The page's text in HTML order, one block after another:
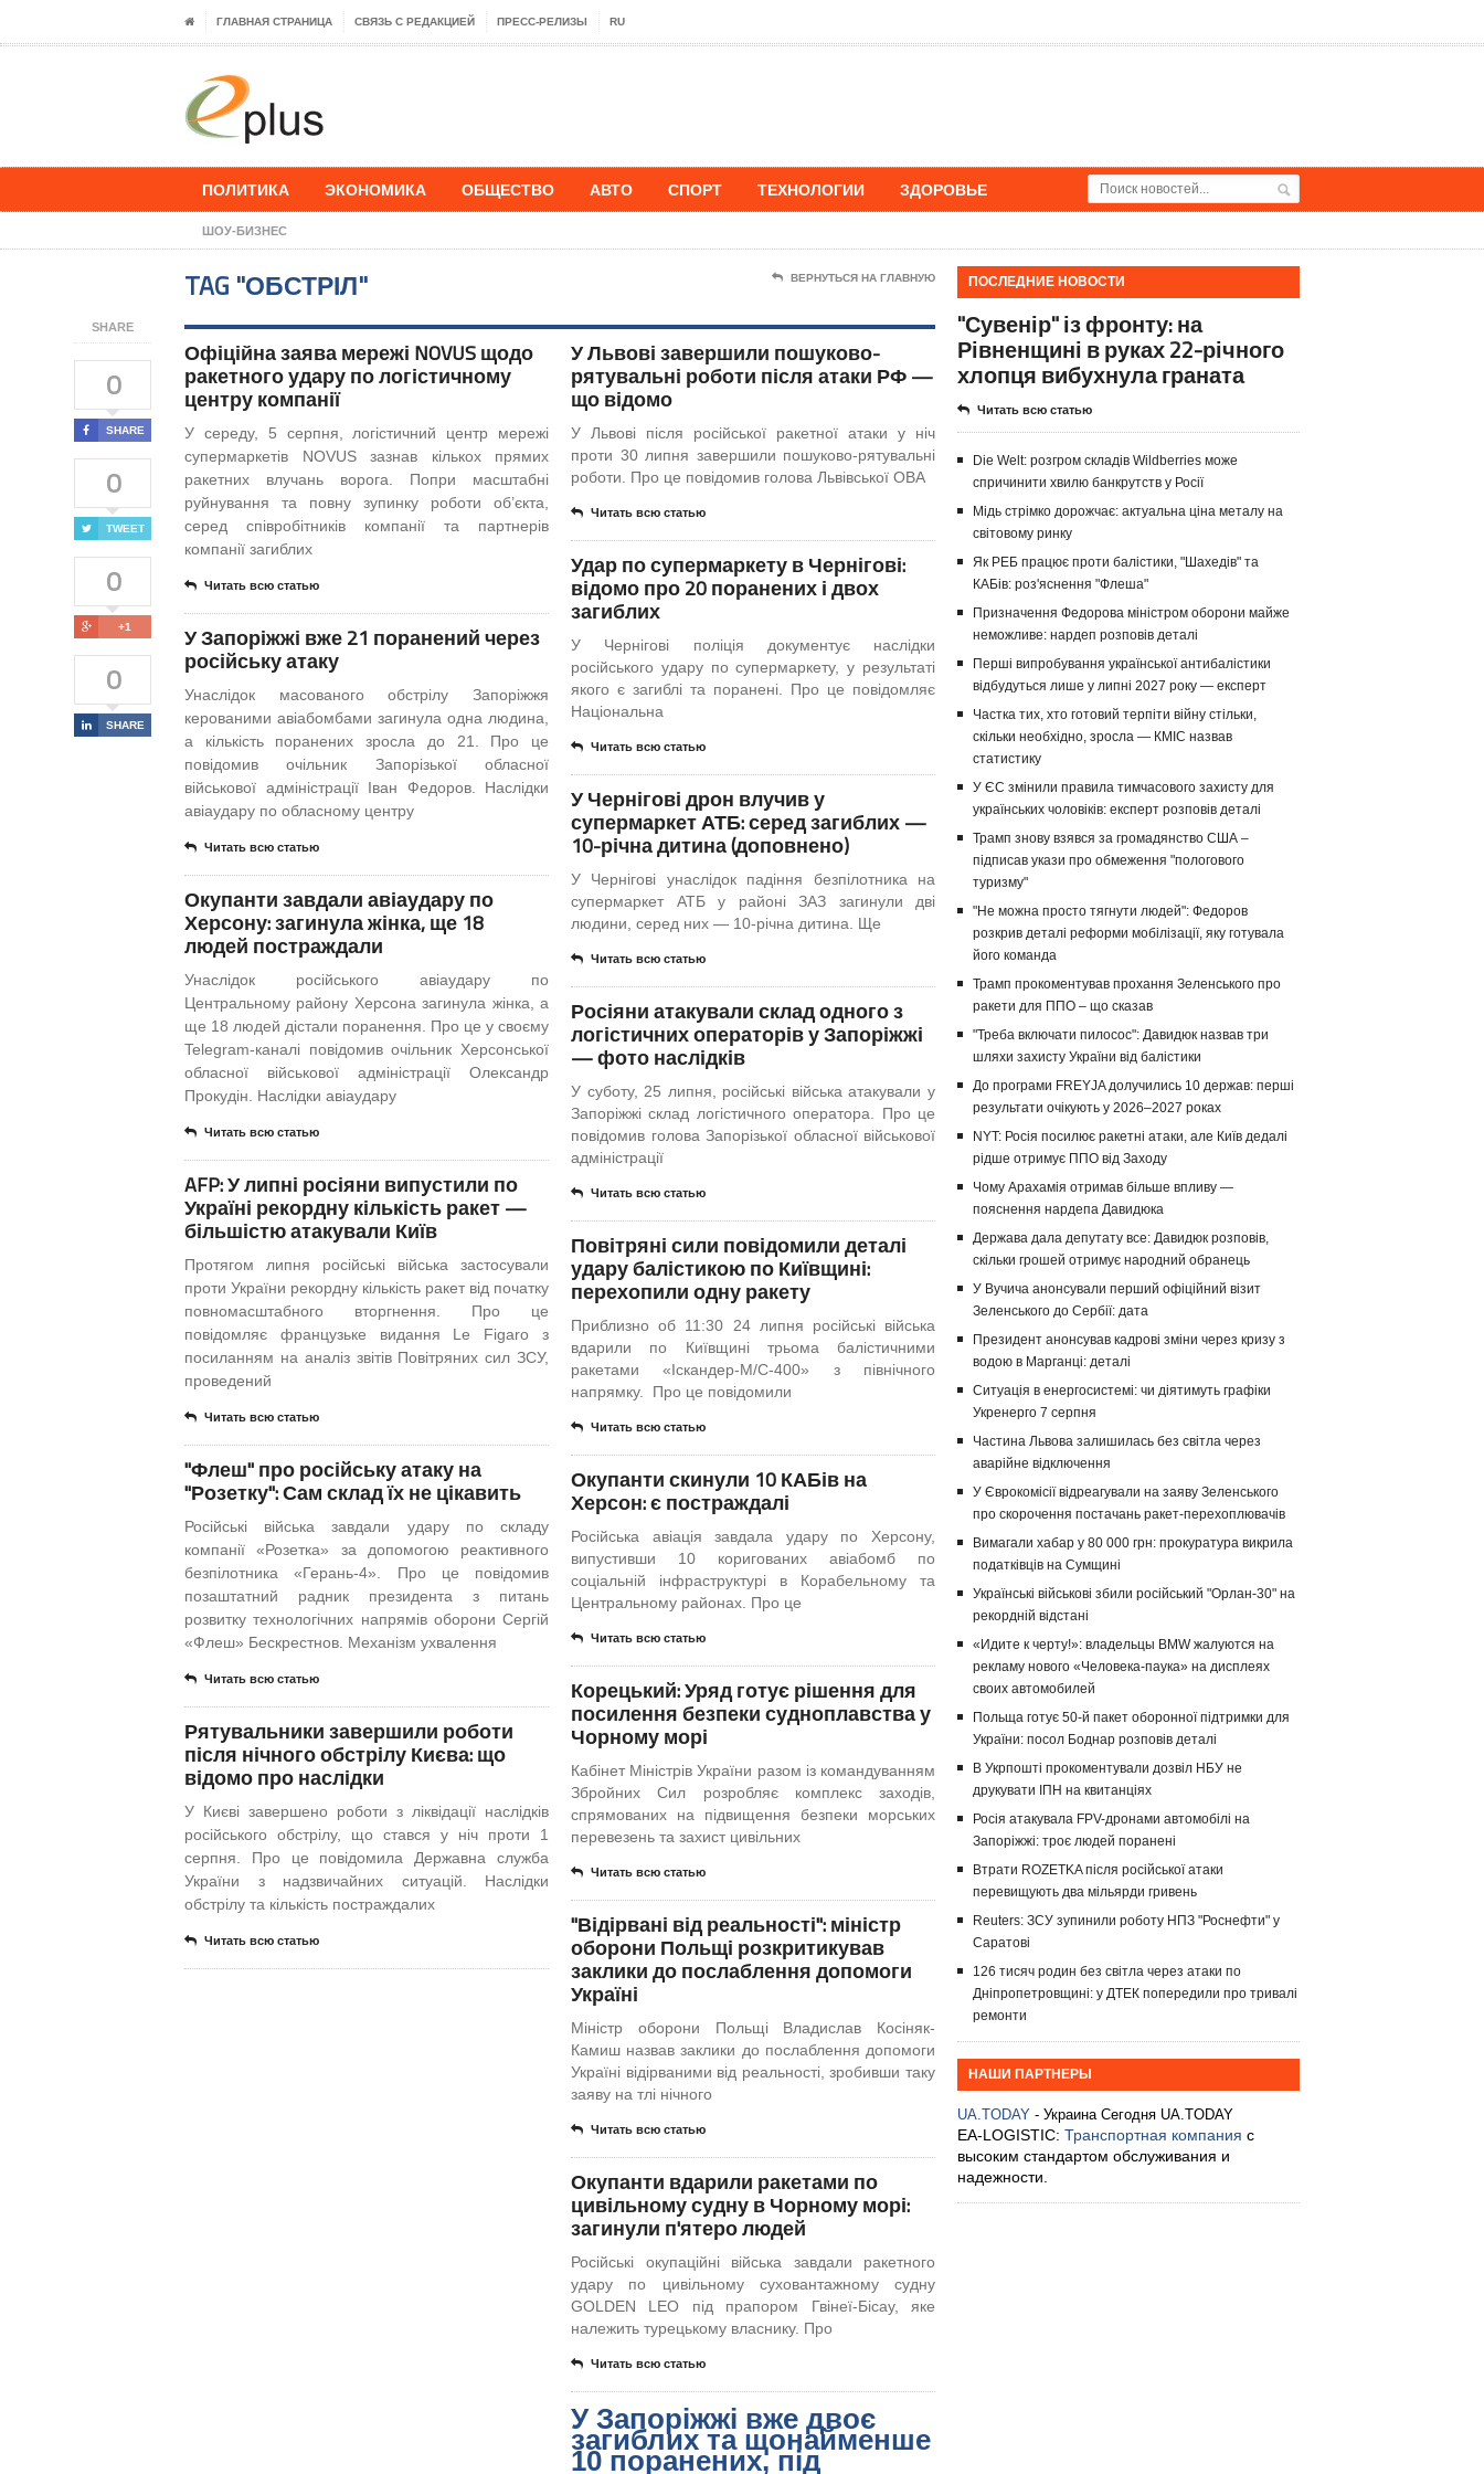
ГЛАВНАЯ СТРАНИЦА СВЯЗЬ С РЕДАКЦИЕЙ ПРЕСС-РЕЛИЗЫ RU
ПОЛИТИКА ЭКОНОМИКА ОБЩЕСТВО АВТО СПОРТ ТЕХНОЛОГИИ ЗДОРОВЬЕ
ШОУ-БИЗНЕС
SHARE
0
SHARE
0
TWEET
0
+1
0
SHARE
TAG "ОБСТРІЛ" ВЕРНУТЬСЯ НА ГЛАВНУЮ
Офіційна заява мережі NOVUS щодо
ракетного удару по логістичному
центру компанії
У середу, 5 серпня, логістичний центр мережі
супермаркетів NOVUS зазнав кількох прямих
ракетних влучань ворога. Попри масштабні
руйнування та повну зупинку роботи об’єкта,
серед співробітників компанії та партнерів
компанії загиблих
Читать всю статью
У Запоріжжі вже 21 поранений через
російську атаку
Унаслідок масованого обстрілу Запоріжжя
керованими авіабомбами загинула одна людина,
а кількість поранених зросла до 21. Про це
повідомив очільник Запорізької обласної
військової адміністрації Іван Федоров. Наслідки
авіаудару по обласному центру
Читать всю статью
Окупанти завдали авіаудару по
Херсону: загинула жінка, ще 18
людей постраждали
Унаслідок російського авіаудару по
Центральному району Херсона загинула жінка, а
ще 18 людей дістали поранення. Про це у своєму
Telegram-каналі повідомив очільник Херсонської
обласної військової адміністрації Олександр
Прокудін. Наслідки авіаудару
Читать всю статью
AFP: У липні росіяни випустили по
Україні рекордну кількість ракет —
більшістю атакували Київ
Протягом липня російські війська застосували
проти України рекордну кількість ракет від початку
повномасштабного вторгнення. Про це
повідомляє французьке видання Le Figaro з
посиланням на аналіз звітів Повітряних сил ЗСУ,
проведений
Читать всю статью
"Флеш" про російську атаку на
"Розетку": Сам склад їх не цікавить
Російські війська завдали удару по складу
компанії «Розетка» за допомогою реактивного
безпілотника «Герань-4». Про це повідомив
позаштатний радник президента з питань
розвитку технологічних напрямів оборони Сергій
«Флеш» Бескрестнов. Механізм ухвалення
Читать всю статью
Рятувальники завершили роботи
після нічного обстрілу Києва: що
відомо про наслідки
У Києві завершено роботи з ліквідації наслідків
російського обстрілу, що стався у ніч проти 1
серпня. Про це повідомила Державна служба
України з надзвичайних ситуацій. Наслідки
обстрілу та кількість постраждалих
Читать всю статью
У Львові завершили пошуково-
рятувальні роботи після атаки РФ —
що відомо
У Львові після російської ракетної атаки у ніч
проти 30 липня завершили пошуково-рятувальні
роботи. Про це повідомив голова Львівської ОВА
Читать всю статью
Удар по супермаркету в Чернігові:
відомо про 20 поранених і двох
загиблих
У Чернігові поліція документує наслідки
російського удару по супермаркету, у результаті
якого є загиблі та поранені. Про це повідомляє
Національна
Читать всю статью
У Чернігові дрон влучив у
супермаркет АТБ: серед загиблих —
10-річна дитина (доповнено)
У Чернігові унаслідок падіння безпілотника на
супермаркет АТБ у районі ЗАЗ загинули дві
людини, серед них — 10-річна дитина. Ще
Читать всю статью
Росіяни атакували склад одного з
логістичних операторів у Запоріжжі
— фото наслідків
У суботу, 25 липня, російські війська атакували у
Запоріжжі склад логістичного оператора. Про це
повідомив голова Запорізької обласної військової
адміністрації
Читать всю статью
Повітряні сили повідомили деталі
удару балістикою по Київщині:
перехопили одну ракету
Приблизно об 11:30 24 липня російські війська
вдарили по Київщині трьома балістичними
ракетами «Іскандер-М/С-400» з північного
напрямку. Про це повідомили
Читать всю статью
Окупанти скинули 10 КАБів на
Херсон: є постраждалі
Російська авіація завдала удару по Херсону,
випустивши 10 коригованих авіабомб по
соціальній інфраструктурі в Корабельному та
Центральному районах. Про це
Читать всю статью
Корецький: Уряд готує рішення для
посилення безпеки судноплавства у
Чорному морі
Кабінет Міністрів України разом із командуванням
Збройних Сил розробляє комплекс заходів,
спрямованих на підвищення безпеки морських
перевезень та захист цивільних
Читать всю статью
"Відірвані від реальності": міністр
оборони Польщі розкритикував
заклики до послаблення допомоги
Україні
Міністр оборони Польщі Владислав Косіняк-
Камиш назвав заклики до послаблення допомоги
Україні відірваними від реальності, зробивши таку
заяву на тлі нічного
Читать всю статью
Окупанти вдарили ракетами по
цивільному судну в Чорному морі:
загинули п'ятеро людей
Російські окупаційні війська завдали ракетного
удару по цивільному суховантажному судну
GOLDEN LEO під прапором Гвінеї-Бісау, яке
належить турецькому власнику. Про
Читать всю статью
У Запоріжжі вже двоє
загиблих та щонайменше
10 поранених, під
ПОСЛЕДНИЕ НОВОСТИ
"Сувенір" із фронту: на
Рівненщині в руках 22-річного
хлопця вибухнула граната
Читать всю статью
Die Welt: розгром складів Wildberries може
спричинити хвилю банкрутств у Росії
Мідь стрімко дорожчає: актуальна ціна металу на
світовому ринку
Як РЕБ працює проти балістики, "Шахедів" та
КАБів: роз'яснення "Флеша"
Призначення Федорова міністром оборони майже
неможливе: нардеп розповів деталі
Перші випробування української антибалістики
відбудуться лише у липні 2027 року — експерт
Частка тих, хто готовий терпіти війну стільки,
скільки необхідно, зросла — КМІС назвав
статистику
У ЄС змінили правила тимчасового захисту для
українських чоловіків: експерт розповів деталі
Трамп знову взявся за громадянство США –
підписав укази про обмеження "пологового
туризму"
"Не можна просто тягнути людей": Федоров
розкрив деталі реформи мобілізації, яку готувала
його команда
Трамп прокоментував прохання Зеленського про
ракети для ППО – що сказав
"Треба включати пилосос": Давидюк назвав три
шляхи захисту України від балістики
До програми FREYJA долучились 10 держав: перші
результати очікують у 2026–2027 роках
NYT: Росія посилює ракетні атаки, але Київ дедалі
рідше отримує ППО від Заходу
Чому Арахамія отримав більше впливу —
пояснення нардепа Давидюка
Держава дала депутату все: Давидюк розповів,
скільки грошей отримує народний обранець
У Вучича анонсували перший офіційний візит
Зеленського до Сербії: дата
Президент анонсував кадрові зміни через кризу з
водою в Марганці: деталі
Ситуація в енергосистемі: чи діятимуть графіки
Укренерго 7 серпня
Частина Львова залишилась без світла через
аварійне відключення
У Єврокомісії відреагували на заяву Зеленського
про скорочення постачань ракет-перехоплювачів
Вимагали хабар у 80 000 грн: прокуратура викрила
податківців на Сумщині
Українські військові збили російський "Орлан-30" на
рекордній відстані
«Идите к черту!»: владельцы BMW жалуются на
рекламу нового «Человека-паука» на дисплеях
своих автомобилей
Польща готує 50-й пакет оборонної підтримки для
України: посол Боднар розповів деталі
В Укрпошті прокоментували дозвіл НБУ не
друкувати ІПН на квитанціях
Росія атакувала FPV-дронами автомобілі на
Запоріжжі: троє людей поранені
Втрати ROZETKA після російської атаки
перевищують два мільярди гривень
Reuters: ЗСУ зупинили роботу НПЗ "Роснефти" у
Саратові
126 тисяч родин без світла через атаки по
Дніпропетровщині: у ДТЕК попередили про тривалі
ремонти
НАШИ ПАРТНЕРЫ
UA.TODAY - Украина Сегодня UA.TODAY
EA-LOGISTIC: Транспортная компания с
высоким стандартом обслуживания и
надежности.